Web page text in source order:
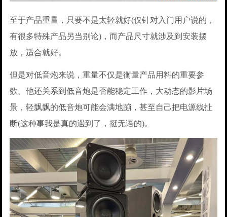
至于产品重量，只要不是太轻就好(仅针对入门用户说的，
有很多特殊产品另当别论)，而产品尺寸就涉及到安装摆
放，适合就好。
但是对低音炮来说，重量不仅是衡量产品用料的重要参
数。他还关系到低音炮是否能稳定工作，大动态的影片场
景，轻飘飘的低音炮可能会满地蹦，甚至自己把电源线扯
断(这种事我是真的遇到了，挺无语的)。